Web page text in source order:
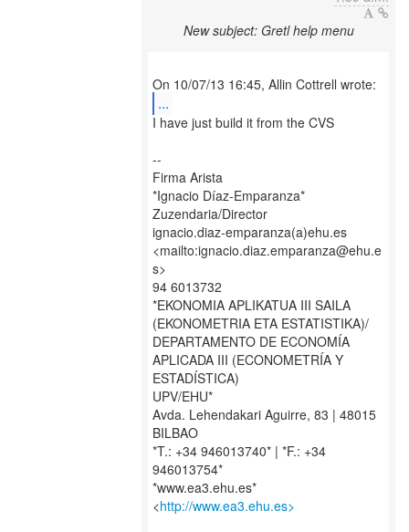
New subject: Gretl help menu
...
I have just build it from the CVS
--
Firma Arista
*Ignacio Díaz-Emparanza*
Zuzendaria/Director
ignacio.diaz-emparanza(a)ehu.es
<mailto:ignacio.diaz.emparanza@ehu.e
s>
94 6013732
*EKONOMIA APLIKATUA III SAILA
(EKONOMETRIA ETA ESTATISTIKA)/
DEPARTAMENTO DE ECONOMÍA
APLICADA III (ECONOMETRÍA Y
ESTADÍSTICA)
UPV/EHU*
Avda. Lehendakari Aguirre, 83 | 48015
BILBAO
*T.: +34 946013740* | *F.: +34
946013754*
*www.ea3.ehu.es*
<http://www.ea3.ehu.es>